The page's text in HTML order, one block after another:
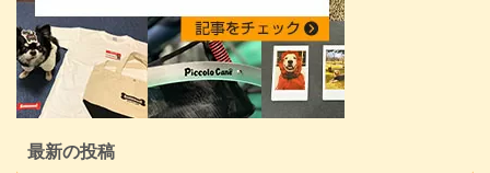
最新の投稿